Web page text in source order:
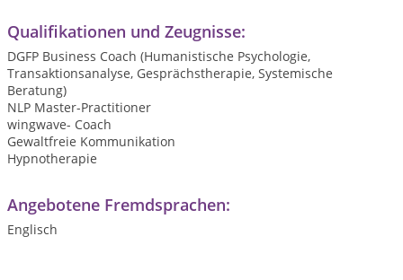
Qualifikationen und Zeugnisse:
DGFP Business Coach (Humanistische Psychologie,
Transaktionsanalyse, Gesprächstherapie, Systemische
Beratung)
NLP Master-Practitioner
wingwave- Coach
Gewaltfreie Kommunikation
Hypnotherapie
Angebotene Fremdsprachen:
Englisch